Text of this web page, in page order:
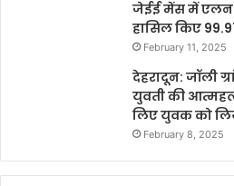
जेईई मेंस में एलन
हासिल किए
February 11, 2025
देहरादून: जॉली
युवती की
लिए युवक को
February 8, 2025